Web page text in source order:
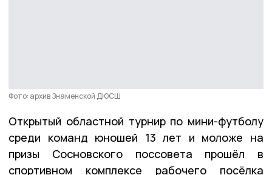
Фото: архив Знаменской ДЮСШ
Открытый областной турнир по мини-футболу
среди команд юношей 13 лет и моложе на
призы Сосновского поссовета прошёл в
спортивном комплексе рабочего посёлка